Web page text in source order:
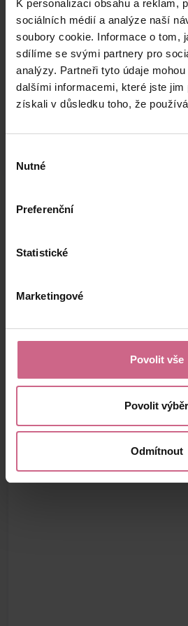
K personalizaci obsahu a reklam,
sociálních médií a analýze naší
soubory cookie. Informace o tom,
sdílíme se svými partnery pro
analýzy. Partneři tyto údaje
dalšími informacemi, které jste jim
získali v důsledku toho, že
souhlasu
Nutné
Preferenční
Statistické
Marketingové
Povolit vše
Povolit výběr
Odmítnout
V****
F****
19. 7.
16:50:25
K****
5 000 Kč
19. 7. 2024
16:29:23
B****
V****
30 000 Kč
19. 7.
16:22:19
keyboard_arrow_left